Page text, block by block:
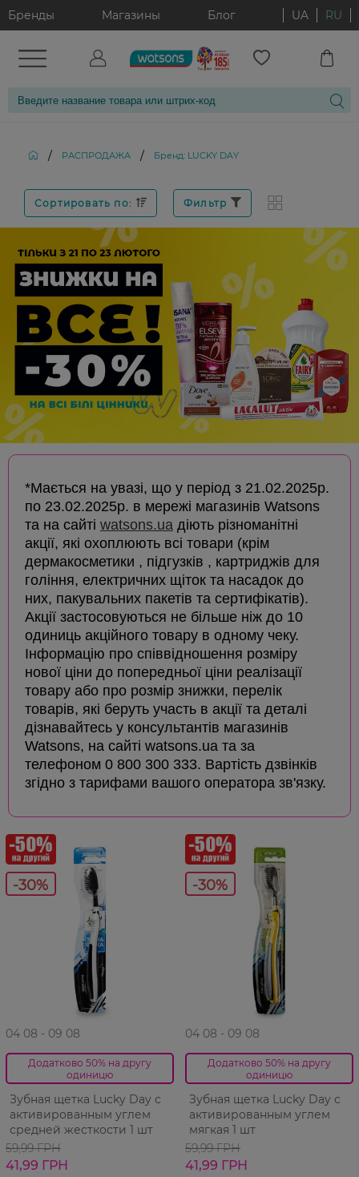
Бренды Магазины Блог UA RU
/ РАСПРОДАЖА / Бренд: LUCKY DAY
Сортировать по: Фильтр
*Мається на увазі, що у період з 21.02.2025р.
по 23.02.2025р. в мережі магазинів Watsons
та на сайті watsons.ua діють різноманітні
акції, які охоплюють всі товари (крім
дермакосметики , підгузків , картриджів для
гоління, електричних щіток та насадок до
них, пакувальних пакетів та сертифікатів).
Акції застосовуються не більше ніж до 10
одиниць акційного товару в одному чеку.
Інформацію про співвідношення розміру
нової ціни до попередньої ціни реалізації
товару або про розмір знижки, перелік
товарів, які беруть участь в акції та деталі
дізнавайтесь у консультантів магазинів
Watsons, на сайті watsons.ua та за
телефоном 0 800 300 333. Вартість дзвінків
згідно з тарифами вашого оператора зв'язку.
-30%
04 08 - 09 08
Додатково 50% на другу
одиницю
Зубная щетка Lucky Day с
активированным углем
средней жесткости 1 шт
59,99 ГРН
41,99 ГРН
-30%
04 08 - 09 08
Додатково 50% на другу
одиницю
Зубная щетка Lucky Day с
активированным углем
мягкая 1 шт
59,99 ГРН
41,99 ГРН